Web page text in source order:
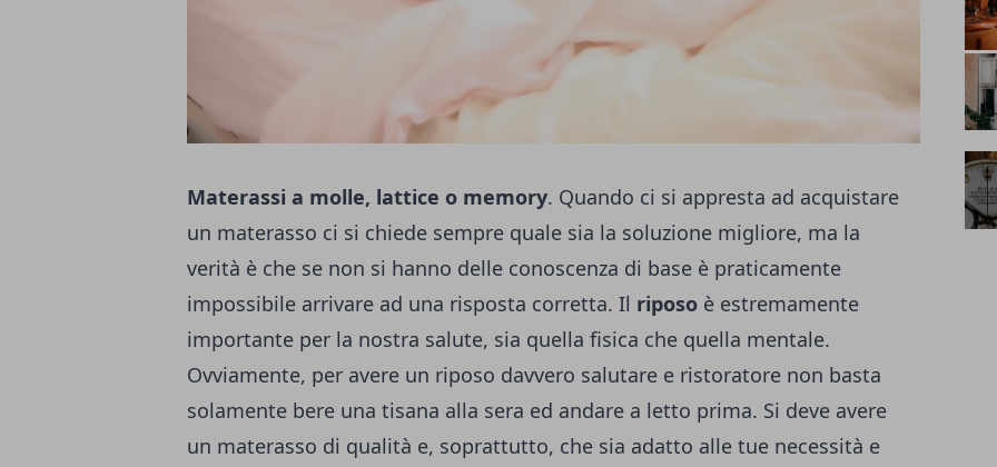
Materassi a molle, lattice o memory. Quando ci si appresta ad acquistare
un materasso ci si chiede sempre quale sia la soluzione migliore, ma la
verità è che se non si hanno delle conoscenza di base è praticamente
impossibile arrivare ad una risposta corretta. Il riposo è estremamente
importante per la nostra salute, sia quella fisica che quella mentale.
Ovviamente, per avere un riposo davvero salutare e ristoratore non basta
solamente bere una tisana alla sera ed andare a letto prima. Si deve avere
un materasso di qualità e, soprattutto, che sia adatto alle tue necessità e